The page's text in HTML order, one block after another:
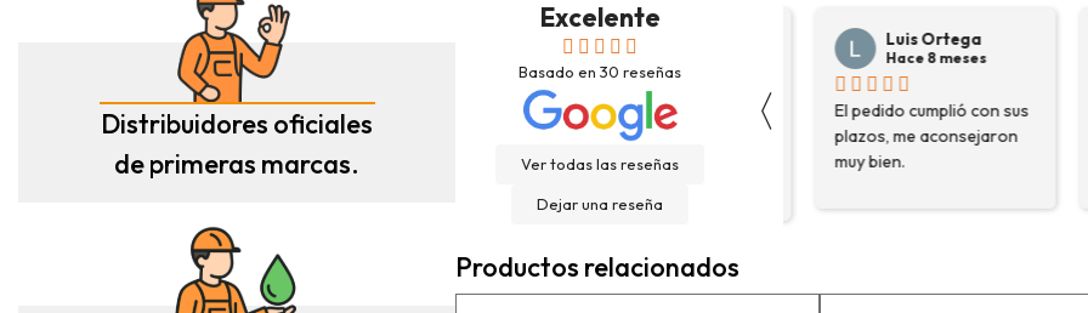
Distribuidores oficiales
de primeras marcas.
Excelente
Basado en30 reseñas
Ver todas las reseñas
Dejar una reseña
〈
Very helpful , great
knowledge and insight
and will definitely use
Trato excelente con
con salvador, para la
y perfecto el transporte !
Es un placer cuando todo
Josep Ramon
Sanahuja
Hace 6 meses
Compré depósito de
agua, llegó incluso antes
de lo esperado. Buen
servicio, y servicio
Luis Ortega
Hace 8 meses
El pedido cumplió con sus
plazos, me aconsejaron
muy bien.
Productos relacionados